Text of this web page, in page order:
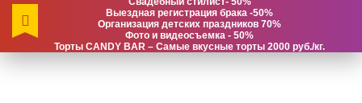
Выездная регистрация брака -50%
Организация детских праздников 70%
Фото и видеосъемка - 50%
Торты CANDY BAR – Самые вкусные торты 2000 руб./кг.